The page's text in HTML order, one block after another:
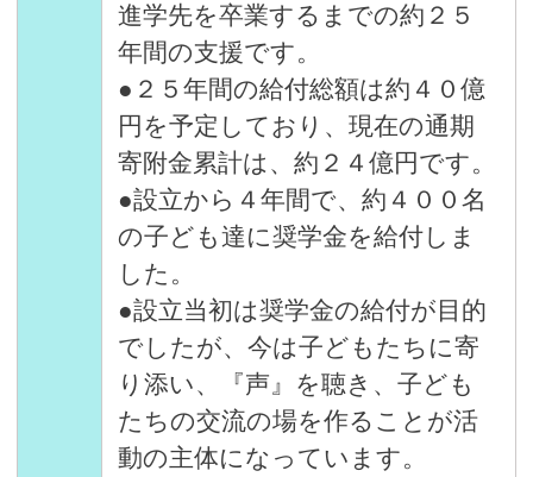
進学先を卒業するまでの約２５
年間の支援です。
●２５年間の給付総額は約４０億
円を予定しており、現在の通期
寄附金累計は、約２４億円です。
●設立から４年間で、約４００名
の子ども達に奨学金を給付しま
した。
●設立当初は奨学金の給付が目的
でしたが、今は子どもたちに寄
り添い、『声』を聴き、子ども
たちの交流の場を作ることが活
動の主体になっています。